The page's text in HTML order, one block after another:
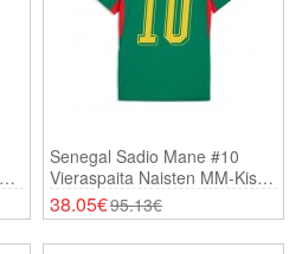
Senegal Sadio Mane #10
Vieraspaita Naisten MM-Kisat
2026 Lyhythihainen
38.05€95.13€